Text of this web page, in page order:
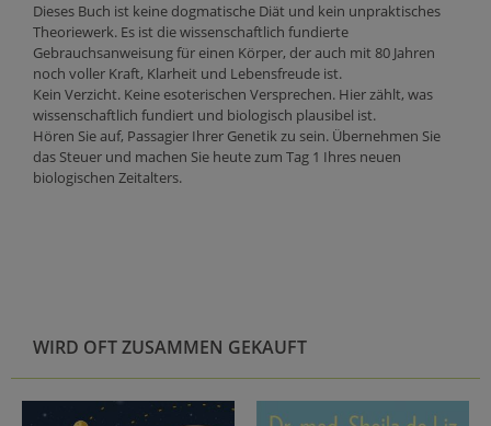
Dieses Buch ist keine dogmatische Diät und kein unpraktisches
Theoriewerk. Es ist die wissenschaftlich fundierte
Gebrauchsanweisung für einen Körper, der auch mit 80 Jahren
noch voller Kraft, Klarheit und Lebensfreude ist.
Kein Verzicht. Keine esoterischen Versprechen. Hier zählt, was
wissenschaftlich fundiert und biologisch plausibel ist.
Hören Sie auf, Passagier Ihrer Genetik zu sein. Übernehmen Sie
das Steuer und machen Sie heute zum Tag 1 Ihres neuen
biologischen Zeitalters.
WIRD OFT ZUSAMMEN GEKAUFT